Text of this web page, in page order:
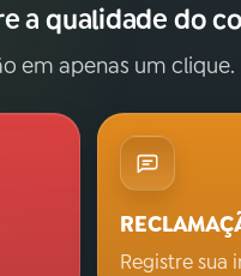
a qualidade do
em apenas um clique.
Registre sua